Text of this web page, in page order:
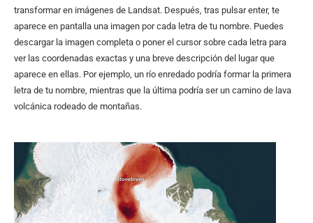
transformar en imágenes de Landsat. Después, tras pulsar enter, te
aparece en pantalla una imagen por cada letra de tu nombre. Puedes
descargar la imagen completa o poner el cursor sobre cada letra para
ver las coordenadas exactas y una breve descripción del lugar que
aparece en ellas. Por ejemplo, un río enredado podría formar la primera
letra de tu nombre, mientras que la última podría ser un camino de lava
volcánica rodeado de montañas.